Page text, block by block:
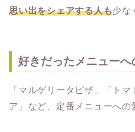
思い出をシェアする人も少な
好きだったメニューへ
「マルゲリータピザ」「ト
ア」など、定番メニューへの